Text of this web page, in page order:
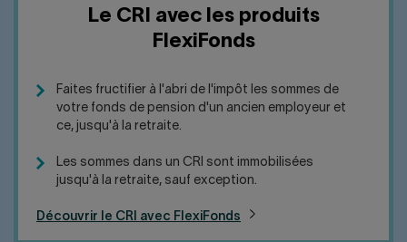
Le CRI avec les produits
FlexiFonds
Faites fructifier à l'abri de l'impôt les sommes de
votre fonds de pension d'un ancien employeur et
ce, jusqu'à la retraite.
Les sommes dans un CRI sont immobilisées
jusqu'à la retraite, sauf exception.
Découvrir le CRI avec FlexiFonds